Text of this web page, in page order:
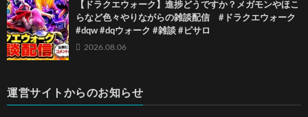
【ドラクエウォーク】進捗どうですか？メガモンやほこ
らなど色々やりながらの雑談配信 #ドラクエウォーク
#dqw #dqウォーク #雑談 #ピサロ
2026.08.06
運営サイトからのお知らせ